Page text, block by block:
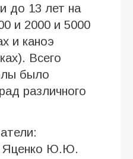
до 13 лет на
и 2000 и 5000
и каноэ
Всего
было
различного
Яценко Ю.Ю.